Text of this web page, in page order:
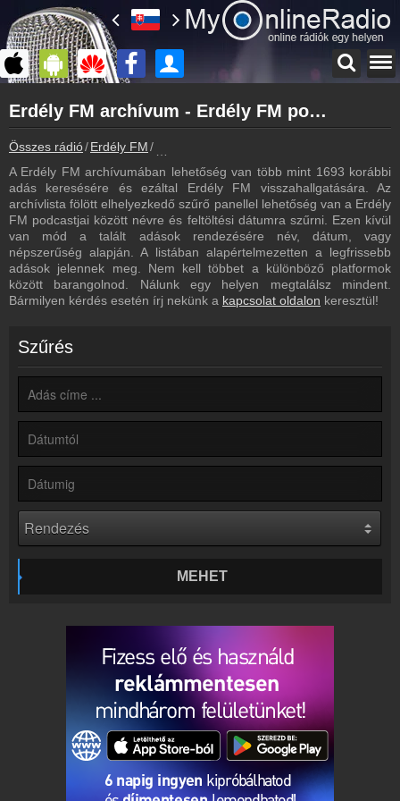
myonlineradio.hu
Erdély FM
Vissza az Erdély FM oldalára
Bejelentkezés
Hozz létre saját fiókot!
Frekvenciák
Erdély FM frekvencia
Műsorújság
Erdély FM műsorai
Írj nekünk!
Partnerek
Rádiós partnerek
Rádió beágyazás
Ágyazd be weboldaladba
Online rádió készítés
Készítés lépésről lépésre
Erdély FM archívum - Erdély FM podcasts - Erdély FM visszahallgatás
Összes rádió Erdély FM
A Erdély FM archívumában lehetőség van több mint 1693 korábbi
adás keresésére és ezáltal Erdély FM visszahallgatására. Az
archívlista fölött elhelyezkedő szűrő panellel lehetőség van a Erdély
FM podcastjai között névre és feltöltési dátumra szűrni. Ezen kívül
van mód a talált adások rendezésére név, dátum, vagy
népszerűség alapján. A listában alapértelmezetten a legfrissebb
adások jelennek meg. Nem kell többet a különböző platformok
között barangolnod. Nálunk egy helyen megtalálsz mindent.
Bármilyen kérdés esetén írj nekünk a kapcsolat oldalon keresztül!
Szűrés
MEHET